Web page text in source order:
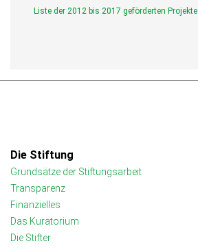
Liste der 2012 bis 2017 geförderten Projekte
Die Stiftung
Grundsätze der Stiftungsarbeit
Transparenz
Finanzielles
Das Kuratorium
Die Stifter